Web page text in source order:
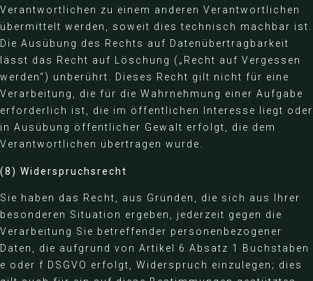
Verantwortlichen zu einem anderen Verantwortlichen
übermittelt werden, soweit dies technisch machbar ist.
Die Ausübung des Rechts auf Datenübertragbarkeit
lässt das Recht auf Löschung („Recht auf Vergessen
werden“) unberührt. Dieses Recht gilt nicht für eine
Verarbeitung, die für die Wahrnehmung einer Aufgabe
erforderlich ist, die im öffentlichen Interesse liegt oder
in Ausübung öffentlicher Gewalt erfolgt, die dem
Verantwortlichen übertragen wurde.
(8) Widerspruchsrecht
Sie haben das Recht, aus Gründen, die sich aus Ihrer
besonderen Situation ergeben, jederzeit gegen die
Verarbeitung Sie betreffender personenbezogener
Daten, die aufgrund von Artikel 6 Absatz 1 Buchstaben
e oder f DSGVO erfolgt, Widerspruch einzulegen; dies